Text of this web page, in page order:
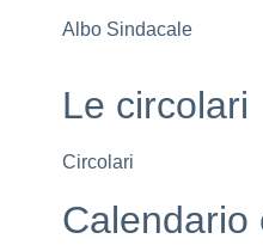
Albo Sindacale
Le circolari
Circolari
Calendario